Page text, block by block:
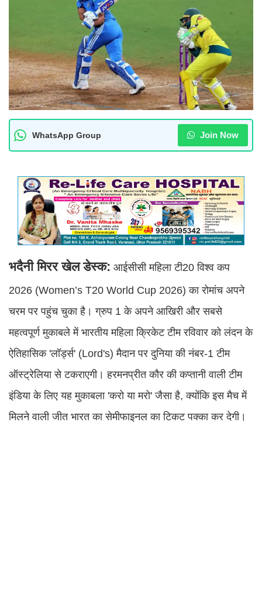
WhatsApp Group Join Now
भदैनी मिरर खेल डेस्क: आईसीसी महिला टी20 विश्व कप
2026 (Women’s T20 World Cup 2026) का रोमांच अपने
चरम पर पहुंच चुका है। ग्रुप 1 के अपने आखिरी और सबसे
महत्वपूर्ण मुकाबले में भारतीय महिला क्रिकेट टीम रविवार को लंदन के
ऐतिहासिक 'लॉर्ड्स' (Lord's) मैदान पर दुनिया की नंबर-1 टीम
ऑस्ट्रेलिया से टकराएगी। हरमनप्रीत कौर की कप्तानी वाली टीम
इंडिया के लिए यह मुकाबला 'करो या मरो' जैसा है, क्योंकि इस मैच में
मिलने वाली जीत भारत का सेमीफाइनल का टिकट पक्का कर देगी।